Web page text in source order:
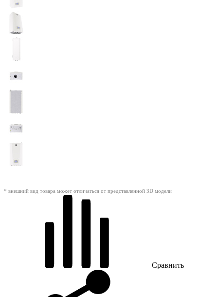
* внешний вид товара может отличаться от представленной 3D модели
Сравнить